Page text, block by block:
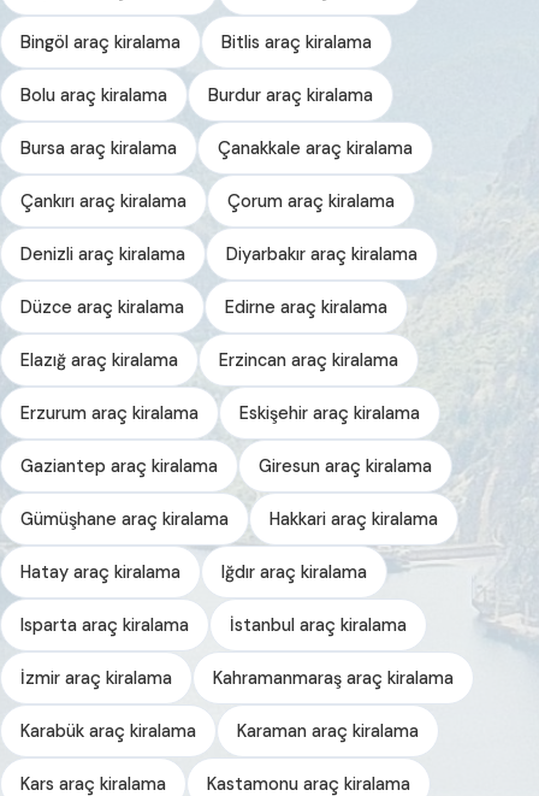
Bingöl araç kiralama Bitlis araç kiralama
Bolu araç kiralama Burdur araç kiralama
Bursa araç kiralama Çanakkale araç kiralama
Çankırı araç kiralama Çorum araç kiralama
Denizli araç kiralama Diyarbakır araç kiralama
Düzce araç kiralama Edirne araç kiralama
Elazığ araç kiralama Erzincan araç kiralama
Erzurum araç kiralama Eskişehir araç kiralama
Gaziantep araç kiralama Giresun araç kiralama
Gümüşhane araç kiralama Hakkari araç kiralama
Hatay araç kiralama Iğdır araç kiralama
Isparta araç kiralama İstanbul araç kiralama
İzmir araç kiralama Kahramanmaraş araç kiralama
Karabük araç kiralama Karaman araç kiralama
Kars araç kiralama Kastamonu araç kiralama